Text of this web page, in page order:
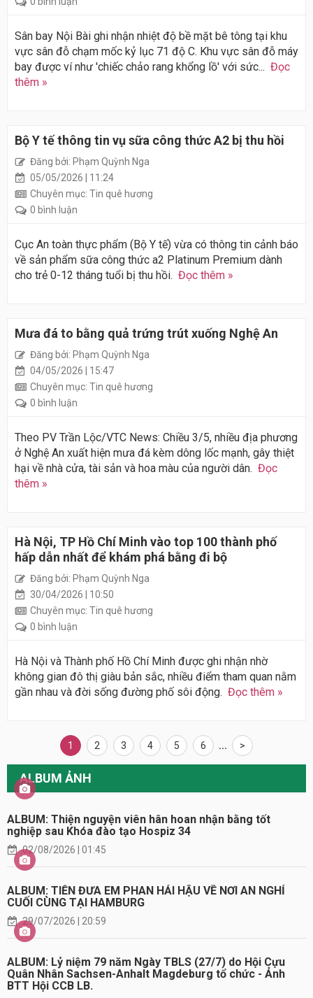
Sân bay Nội Bài ghi nhận nhiệt độ bề mặt bê tông tại khu
vực sân đỗ chạm mốc kỷ lục 71 độ C. Khu vực sân đỗ máy
bay được ví như 'chiếc chảo rang khổng lồ' với sức... Đọc
thêm »
Bộ Y tế thông tin vụ sữa công thức A2 bị thu hồi
Đăng bởi: Phạm Quỳnh Nga
05/05/2026 | 11:24
Chuyên mục: Tin quê hương
0 bình luận
Cục An toàn thực phẩm (Bộ Y tế) vừa có thông tin cảnh báo
về sản phẩm sữa công thức a2 Platinum Premium dành
cho trẻ 0-12 tháng tuổi bị thu hồi. Đọc thêm »
Mưa đá to bằng quả trứng trút xuống Nghệ An
Đăng bởi: Phạm Quỳnh Nga
04/05/2026 | 15:47
Chuyên mục: Tin quê hương
0 bình luận
Theo PV Trần Lộc/VTC News: Chiều 3/5, nhiều địa phương
ở Nghệ An xuất hiện mưa đá kèm dông lốc mạnh, gây thiệt
hại về nhà cửa, tài sản và hoa màu của người dân. Đọc
thêm »
Hà Nội, TP Hồ Chí Minh vào top 100 thành phố
hấp dẫn nhất để khám phá bằng đi bộ
Đăng bởi: Phạm Quỳnh Nga
30/04/2026 | 10:50
Chuyên mục: Tin quê hương
0 bình luận
Hà Nội và Thành phố Hồ Chí Minh được ghi nhận nhờ
không gian đô thị giàu bản sắc, nhiều điểm tham quan nằm
gần nhau và đời sống đường phố sôi động. Đọc thêm »
1 2 3 4 5 6 ... >
ALBUM ẢNH
ALBUM: Thiện nguyện viên hân hoan nhận bằng tốt
nghiệp sau Khóa đào tạo Hospiz 34
02/08/2026 | 01:45
ALBUM: TIỄN ĐƯA EM PHAN HẢI HẬU VỀ NƠI AN NGHỈ
CUỐI CÙNG TẠI HAMBURG
29/07/2026 | 20:59
ALBUM: Lỷ niệm 79 năm Ngày TBLS (27/7) do Hội Cựu
Quân Nhân Sachsen-Anhalt Magdeburg tổ chức - Ảnh
BTT Hội CCB LB.